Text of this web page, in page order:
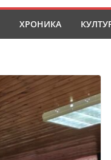
ХРОНИКА